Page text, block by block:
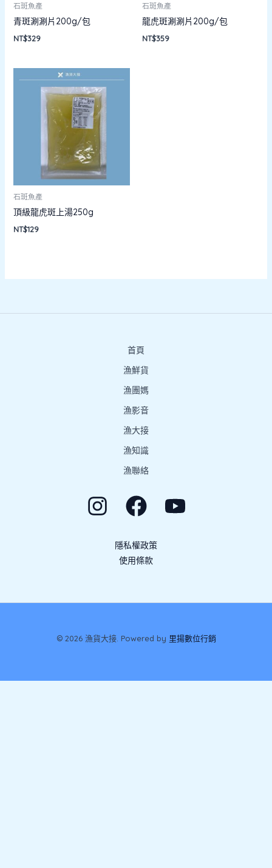
石斑魚產
青斑涮涮片200g/包
NT$329
石斑魚產
龍虎斑涮涮片200g/包
NT$359
石斑魚產
頂級龍虎斑上湯250g
NT$129
首頁
漁鮮貨
漁團媽
漁影音
漁大接
漁知識
漁聯絡
隱私權政策
使用條款
© 2026 漁貨大接. Powered by 里揚數位行銷